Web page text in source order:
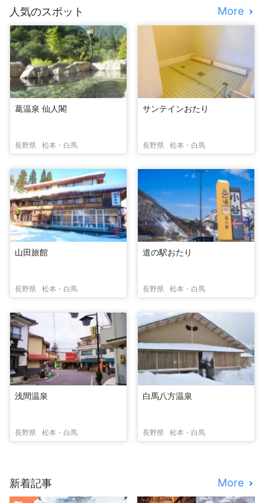
人気のスポット More
葛温泉 仙人閣
長野県 松本・白馬
サンテインおたり
長野県 松本・白馬
山田旅館
長野県 松本・白馬
道の駅おたり
長野県 松本・白馬
浅間温泉
長野県 松本・白馬
白馬八方温泉
長野県 松本・白馬
新着記事 More